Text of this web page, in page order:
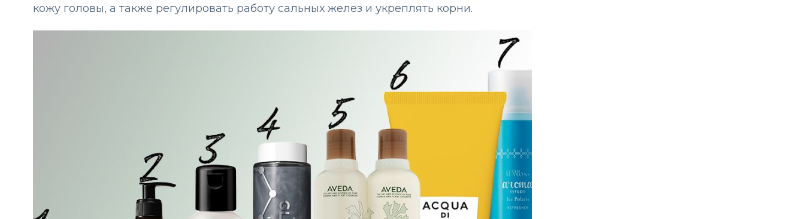
кожу головы, а также регулировать работу сальных желез и укреплять корни.